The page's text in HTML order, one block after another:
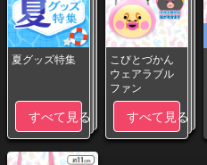
夏グッズ特集
すべて見る
こびとづかん
ウェアラブル
ファン
すべて見る